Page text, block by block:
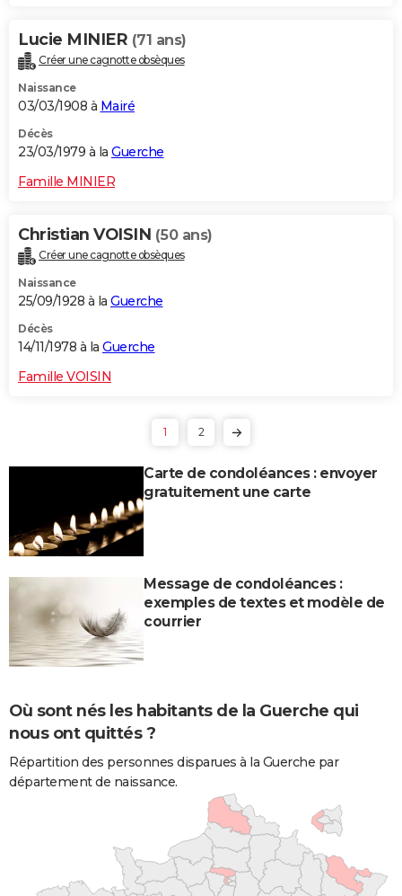
Lucie MINIER (71 ans)
Créer une cagnotte obsèques
Naissance
03/03/1908 à Mairé
Décès
23/03/1979 à la Guerche
Famille MINIER
Christian VOISIN (50 ans)
Créer une cagnotte obsèques
Naissance
25/09/1928 à la Guerche
Décès
14/11/1978 à la Guerche
Famille VOISIN
1 2
Carte de condoléances : envoyer
gratuitement une carte
Message de condoléances :
exemples de textes et modèle de
courrier
Où sont nés les habitants de la Guerche qui
nous ont quittés ?
Répartition des personnes disparues à la Guerche par
département de naissance.